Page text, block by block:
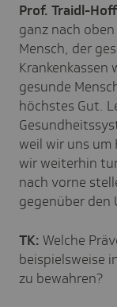
Prof. Traidl-
ganz nach
Mensch, der
gesunde
höchstes Gut.
weil wir uns um
wir weiterhin
nach vorne
gegenüber den
TK: Welche
beispielsweise
zu bewahren?